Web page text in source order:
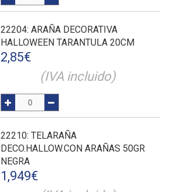
22204: ARAÑA DECORATIVA
HALLOWEEN TARANTULA 20CM
2,85€
(IVA incluido)
22210: TELARAÑA
DECO.HALLOW.CON ARAÑAS 50GR
NEGRA
1,949€